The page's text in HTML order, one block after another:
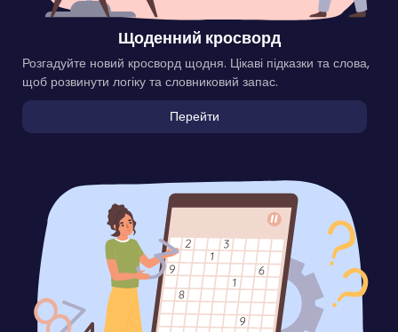
Щоденний кросворд
Розгадуйте новий кросворд щодня. Цікаві підказки та слова,
щоб розвинути логіку та словниковий запас.
Перейти